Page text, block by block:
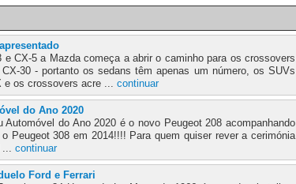
e CX-5 a Mazda começa a abrir o caminho para os crossovers
30 - portanto os sedans têm apenas um número, os SUVs
e os crossovers acre ... continuar
do Ano 2020
Automóvel do Ano 2020 é o novo Peugeot 208 acompanhando
Peugeot 308 em 2014!!!! Para quem quiser rever a cerimónia
... continuar
Ford e Ferrari